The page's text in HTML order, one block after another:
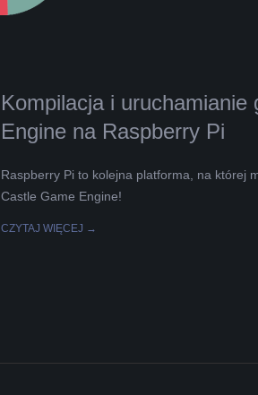
Kompilacja i uruchamianie
Engine na Raspberry Pi
Raspberry Pi to kolejna platforma, na której
Castle Game Engine!
CZYTAJ WIĘCEJ →